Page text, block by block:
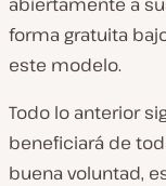
forma gratuita
este modelo.
Todo lo anterior
beneficiará de
buena voluntad,